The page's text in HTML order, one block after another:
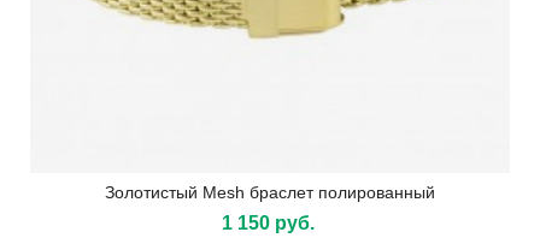
Золотистый Mesh браслет полированный
1 150 руб.